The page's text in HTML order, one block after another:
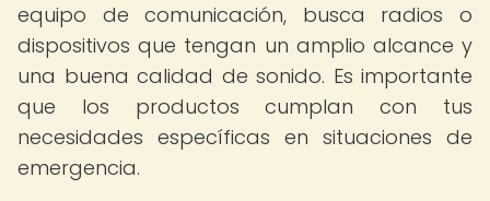
equipo de comunicación, busca radios o
dispositivos que tengan un amplio alcance y
una buena calidad de sonido. Es importante
que los productos cumplan con tus
necesidades específicas en situaciones de
emergencia.